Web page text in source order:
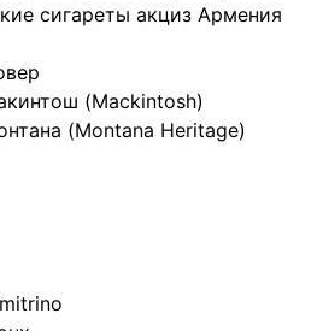
сигареты акциз Армения
(Mackintosh)
(Montana Heritage)